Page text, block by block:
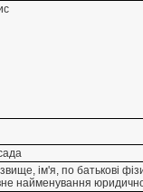
ім'я, по батькові
найменування